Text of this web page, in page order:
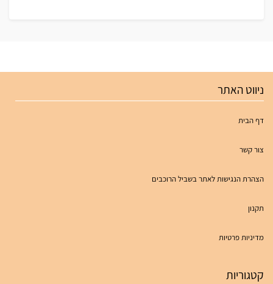
ניווט האתר
דף הבית
צור קשר
הצהרת הנגישות לאתר בשביל הרוכבים
תקנון
מדיניות פרטיות
קטגוריות